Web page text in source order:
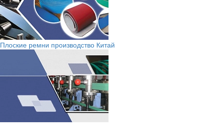
Плоские ремни производство Китай